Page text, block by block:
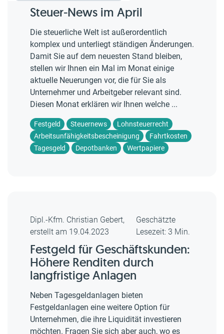
Steuer-News im April
Die steuerliche Welt ist außerordentlich
komplex und unterliegt ständigen Änderungen.
Damit Sie auf dem neuesten Stand bleiben,
stellen wir Ihnen ein Mal im Monat einige
aktuelle Neuerungen vor, die für Sie als
Unternehmer und Arbeitgeber relevant sind.
Diesen Monat erklären wir Ihnen welche ...
Festgeld Steuernews
Lohnsteuerrecht
Arbeitsunfähigkeitsbescheinigung
Fahrtkosten
Tagesgeld
Depotbanken Wertpapiere
Dipl.-Kfm. Christian Gebert,
erstellt am 19.04.2023
Geschätzte
Lesezeit: 3 Min.
Festgeld für Geschäftskunden:
Höhere Renditen durch
langfristige Anlagen
Neben Tagesgeldanlagen bieten
Festgeldanlagen eine weitere Option für
Unternehmen, die ihre Liquidität investieren
möchten. Fragen Sie sich aber auch, wo es